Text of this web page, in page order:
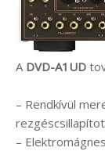
A DVD-A1UD
– Rendkívül
–